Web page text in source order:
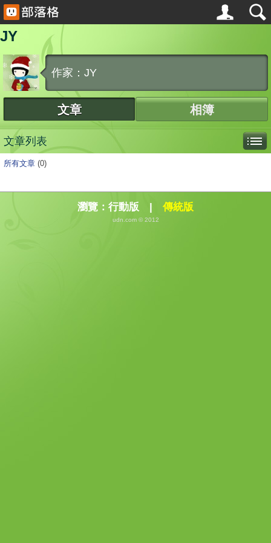
JY
作家：JY
文章 相簿
文章列表
所有文章 (0)
瀏覽： 行動版 | 傳統版
udn.com © 2012